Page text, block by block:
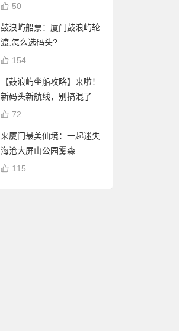
50
鼓浪屿船票：厦门鼓浪屿轮
渡,怎么选码头?
154
【鼓浪屿坐船攻略】来啦！
新码头新航线，别搞混了
哦！72
来厦门最美仙境：一起迷失
海沧大屏山公园雾森
115